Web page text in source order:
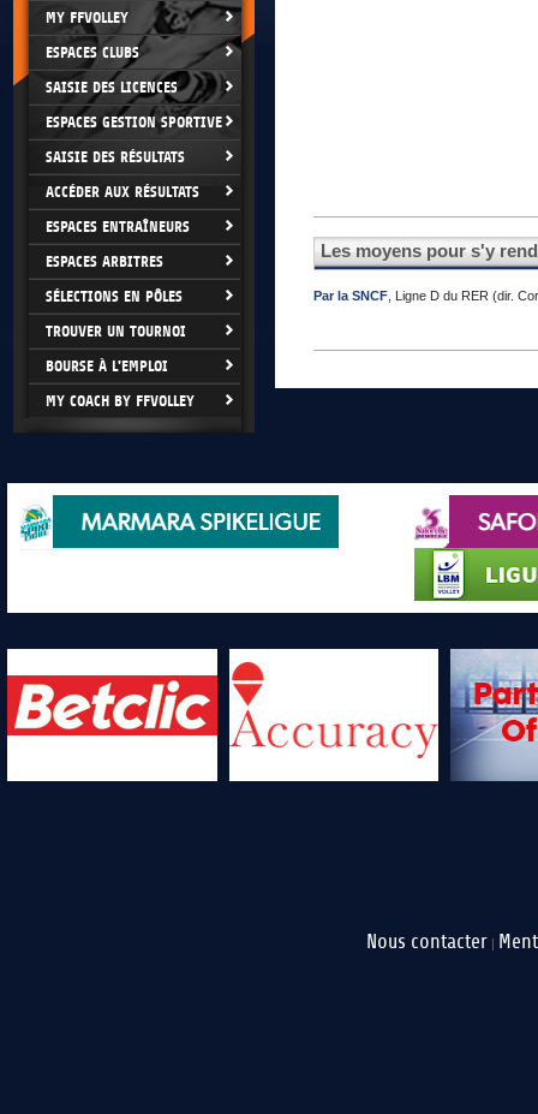
MY FFVOLLEY
ESPACES CLUBS
SAISIE DES LICENCES
ESPACES GESTION SPORTIVE
SAISIE DES RÉSULTATS
ACCÉDER AUX RÉSULTATS
ESPACES ENTRAÎNEURS
ESPACES ARBITRES
SÉLECTIONS EN PÔLES
TROUVER UN TOURNOI
BOURSE À L'EMPLOI
MY COACH BY FFVOLLEY
Les moyens pour s'y
Par la SNCF , Ligne D du RER (dir.
Nous contacter |